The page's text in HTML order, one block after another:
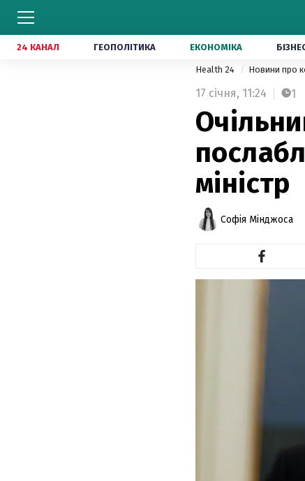
24 КАНАЛ ГЕОПОЛІТИКА ЕКОНОМІКА
Health 24 Новини про
17 січня, 11:24 1
міністр
Софія Мінджоса